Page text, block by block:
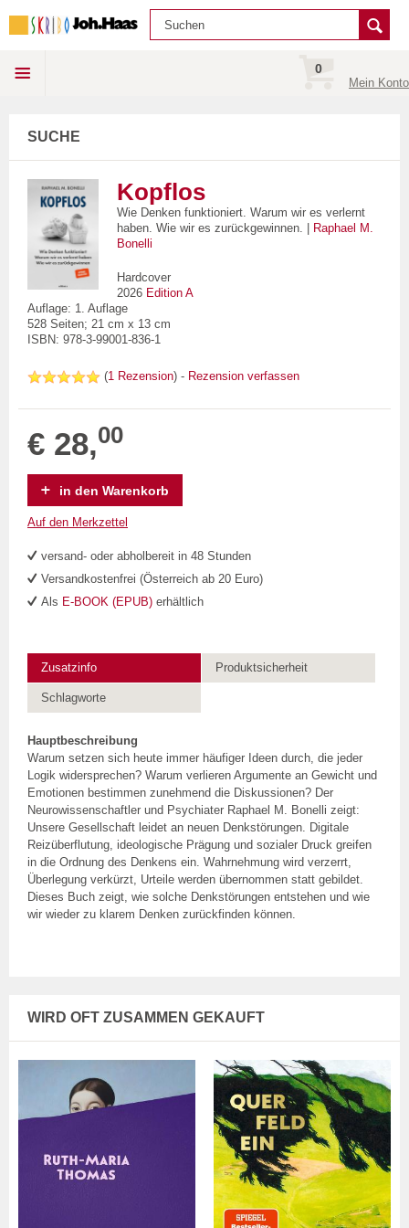
0
Mein Konto
SUCHE
Kopflos
Wie Denken funktioniert. Warum wir es verlernt
haben. Wie wir es zurückgewinnen. |
Raphael M.
Bonelli
Hardcover
2026 Edition A
Auflage: 1. Auflage
528 Seiten; 21 cm x 13 cm
ISBN: 978-3-99001-836-1
(1 Rezension) - Rezension verfassen
€ 28,00
in den Warenkorb
Auf den Merkzettel
versand- oder abholbereit in 48 Stunden
Versandkostenfrei (Österreich ab 20 Euro)
Als E-BOOK (EPUB) erhältlich
Zusatzinfo Produktsicherheit
Schlagworte
Hauptbeschreibung
Warum setzen sich heute immer häufiger Ideen durch, die jeder
Logik widersprechen? Warum verlieren Argumente an Gewicht und
Emotionen bestimmen zunehmend die Diskussionen? Der
Neurowissenschaftler und Psychiater Raphael M. Bonelli zeigt:
Unsere Gesellschaft leidet an neuen Denkstörungen. Digitale
Reizüberflutung, ideologische Prägung und sozialer Druck greifen
in die Ordnung des Denkens ein. Wahrnehmung wird verzerrt,
Überlegung verkürzt, Urteile werden übernommen statt gebildet.
Dieses Buch zeigt, wie solche Denkstörungen entstehen und wie
wir wieder zu klarem Denken zurückfinden können.
WIRD OFT ZUSAMMEN GEKAUFT